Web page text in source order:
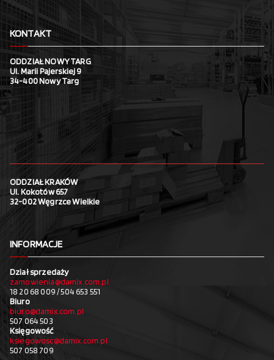
KONTAKT
ODDZIAŁ NOWY TARG
Ul. Marii Pajerskiej 9
34-400 Nowy Targ
ODDZIAŁ KRAKÓW
Ul. Kokotów 657
32-002 Węgrzce Wielkie
INFORMACJE
Dział sprzedaży
zamowienia@damix.com.pl
18 20 68 009 / 504 653 551
Biuro
biuro@damix.com.pl
507 064 503
Księgowość
ksiegowosc@damix.com.pl
507 058 709